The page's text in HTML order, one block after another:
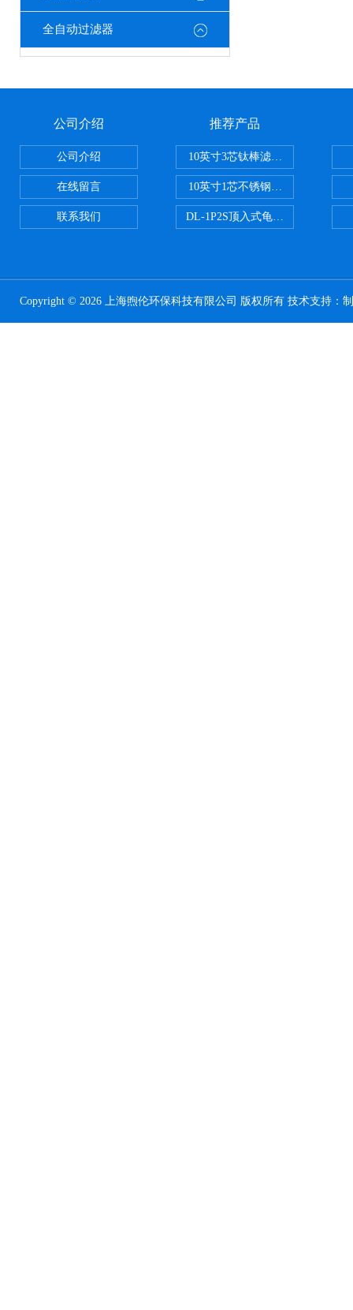
全自动过滤器
公司介绍
公司介绍
在线留言
联系我们
推荐产品
10英寸3芯钛棒滤芯过滤器
10英寸1芯不锈钢钛棒过滤器
DL-1P2S顶入式龟背过滤器
Copyright © 2026 上海煦伦环保科技有限公司 版权所有 技术支持：